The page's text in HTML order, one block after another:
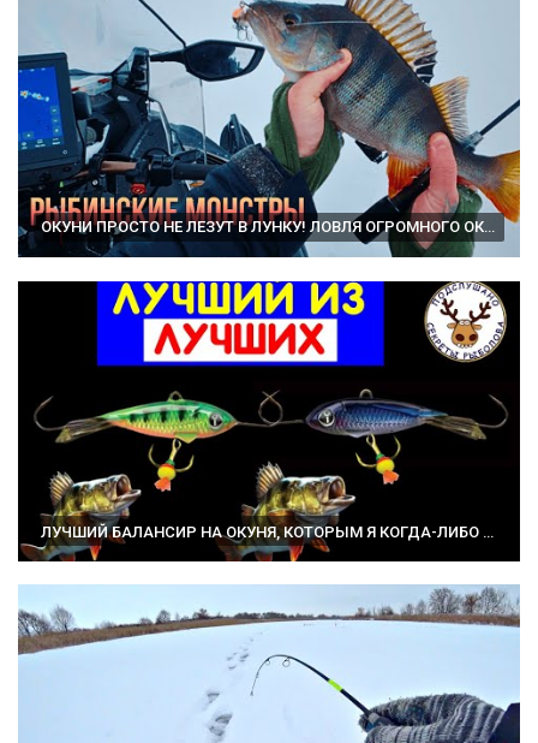
ОКУНИ ПРОСТО НЕ ЛЕЗУТ В ЛУНКУ! ЛОВЛЯ ОГРОМНОГО ОКУНЯ НА БАЛАНСИР. зимняя рыбалка.